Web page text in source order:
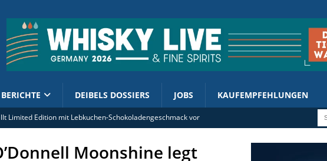
BERICHTE DEIBELS DOSSIERS JOBS KAUFEMPFEHLUNGEN
Limited Edition mit Lebkuchen-Schokoladengeschmack vor
enthüllt 2026er Cask Finish CollectionMoonshine legt